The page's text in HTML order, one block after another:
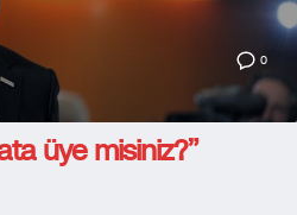
0
üye misiniz?”